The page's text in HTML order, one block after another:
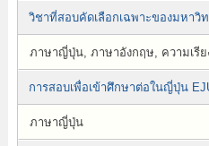
วิชาที่สอบคัดเลือกเฉพาะของมหาวิ
ภาษาญี่ปุ่น, ภาษาอังกฤษ, ความเรี
การสอบเพื่อเข้าศึกษาต่อในญี่ปุ่น
ภาษาญี่ปุ่น